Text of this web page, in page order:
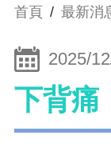
首頁 / 最新消
2025/
下背痛